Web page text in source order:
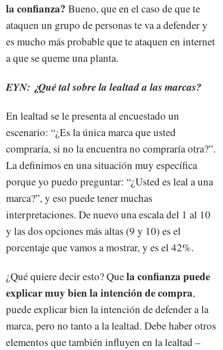
la confianza? Bueno, que en el caso de que te
ataquen un grupo de personas te va a defender y
es mucho más probable que te ataquen en internet
a que se queme una planta.
EYN: ¿Qué tal sobre la lealtad a las marcas?
En lealtad se le presenta al encuestado un
escenario: “¿Es la única marca que usted
compraría, si no la encuentra no compraría otra?”.
La definimos en una situación muy específica
porque yo puedo preguntar: “¿Usted es leal a una
marca?”, y eso puede tener muchas
interpretaciones. De nuevo una escala del 1 al 10
y las dos opciones más altas (9 y 10) es el
porcentaje que vamos a mostrar, y es el 42%.
¿Qué quiere decir esto? Quela confianza puede
explicar muy bien la intención de compra,
puede explicar bien la intención de defender a la
marca, pero no tanto a la lealtad. Debe haber otros
elementos que también influyen en la lealtad –